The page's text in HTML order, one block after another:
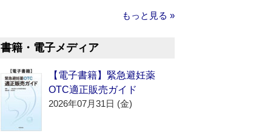
もっと見る »
書籍・電子メディア
【電子書籍】緊急避妊薬
OTC適正販売ガイド
2026年07月31日 (金)